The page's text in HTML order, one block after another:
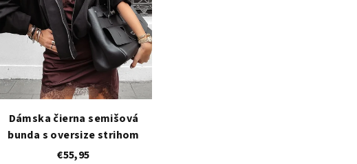
Dámska čierna semišová
bunda s oversize strihom
€55,95